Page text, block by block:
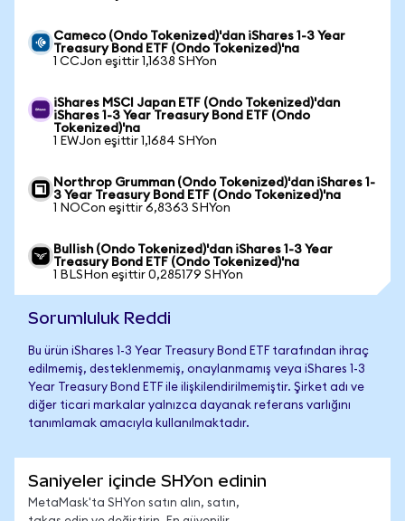
Cameco (Ondo Tokenized)'dan iShares 1-3 Year
Treasury Bond ETF (Ondo Tokenized)'na
1 CCJon eşittir 1,1638 SHYon
iShares MSCI Japan ETF (Ondo Tokenized)'dan
iShares 1-3 Year Treasury Bond ETF (Ondo
Tokenized)'na
1 EWJon eşittir 1,1684 SHYon
Northrop Grumman (Ondo Tokenized)'dan iShares 1-
3 Year Treasury Bond ETF (Ondo Tokenized)'na
1 NOCon eşittir 6,8363 SHYon
Bullish (Ondo Tokenized)'dan iShares 1-3 Year
Treasury Bond ETF (Ondo Tokenized)'na
1 BLSHon eşittir 0,285179 SHYon
Sorumluluk Reddi
Bu ürün iShares 1-3 Year Treasury Bond ETF tarafından ihraç
edilmemiş, desteklenmemiş, onaylanmamış veya iShares 1-3
Year Treasury Bond ETF ile ilişkilendirilmemiştir. Şirket adı ve
diğer ticari markalar yalnızca dayanak referans varlığını
tanımlamak amacıyla kullanılmaktadır.
Saniyeler içinde SHYon edinin
MetaMask'ta SHYon satın alın, satın,